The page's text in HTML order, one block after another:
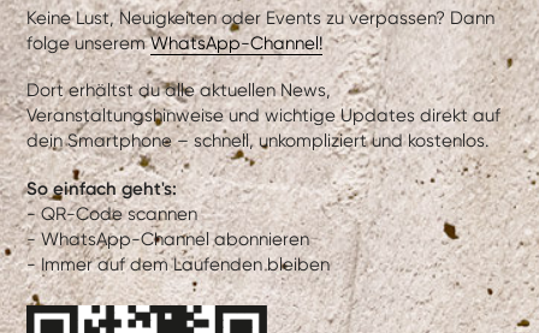
Keine Lust, Neuigkeiten oder Events zu verpassen? Dann
folge unseremWhatsApp-Channel!
Dort erhältst du alle aktuellen News,
Veranstaltungshinweise und wichtige Updates direkt auf
dein Smartphone – schnell, unkompliziert und kostenlos.
So einfach geht's:
- QR-Code scannen
- WhatsApp-Channel abonnieren
- Immer auf dem Laufenden bleiben